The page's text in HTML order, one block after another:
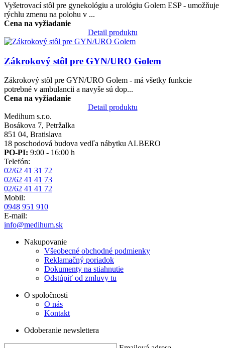
Vyšetrovací stôl pre gynekológiu a urológiu Golem ESP - umožňuje
rýchlu zmenu na polohu v ...
Cena na vyžiadanie
Detail produktu
Obrázok
Zákrokový stôl pre GYN/URO Golem
Zákrokový stôl pre GYN/URO Golem - má všetky funkcie
potrebné v ambulancii a navyše sú dop...
Cena na vyžiadanie
Detail produktu
Medihum s.r.o.
Bosákova 7, Petržalka
851 04, Bratislava
18 poschodová budova vedľa nábytku ALBERO
PO-PI: 9:00 - 16:00 h
Telefón:
02/62 41 31 72
02/62 41 41 73
02/62 41 41 72
Mobil:
0948 951 910
E-mail:
info@medihum.sk
Nakupovanie
Všeobecné obchodné podmienky
Reklamačný poriadok
Dokumenty na stiahnutie
Odstúpiť od zmluvy tu
O spoločnosti
O nás
Kontakt
Odoberanie newslettera